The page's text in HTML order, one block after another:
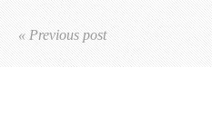
« Previous post